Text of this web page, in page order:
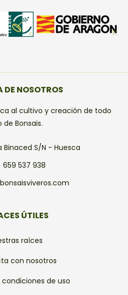
DE NOSOTROS
al cultivo y creación de todo
de Bonsais.
Binaced S/N - Huesca
659 537 938
ÚTILES
raíces
con nosotros
de uso